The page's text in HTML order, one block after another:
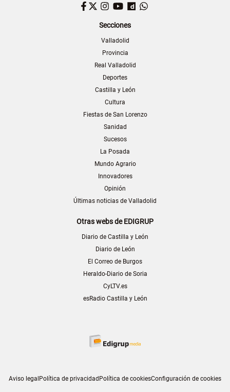
Facebook
TwitterInstagram
YouTubeDailymotion
Secciones
Valladolid
Provincia
Real Valladolid
Deportes
Castilla y León
Cultura
Fiestas de San Lorenzo
Sanidad
Sucesos
La Posada
Mundo Agrario
Innovadores
Opinión
Últimas noticias de Valladolid
Otras webs de EDIGRUP
Diario de Castilla y León
Diario de León
El Correo de Burgos
Heraldo-Diario de Soria
CyLTV.es
esRadio Castilla y León
Aviso legalPolítica de privacidadPolítica de cookiesConfiguración de cookies